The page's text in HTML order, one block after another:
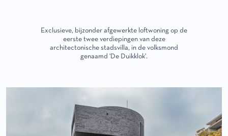
Exclusieve, bijzonder afgewerkte loftwoning op de
eerste twee verdiepingen van deze
architectonische stadsvilla, in de volksmond
genaamd 'De Duikklok'.